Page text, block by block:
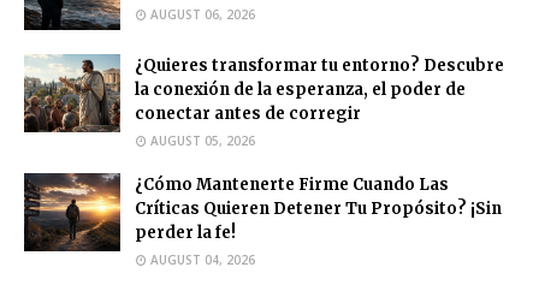
AUGUST 06, 2026
¿Quieres transformar tu entorno? Descubre
la conexión de la esperanza, el poder de
conectar antes de corregir
AUGUST 05, 2026
¿Cómo Mantenerte Firme Cuando Las
Críticas Quieren Detener Tu Propósito? ¡Sin
perder la fe!
AUGUST 04, 2026